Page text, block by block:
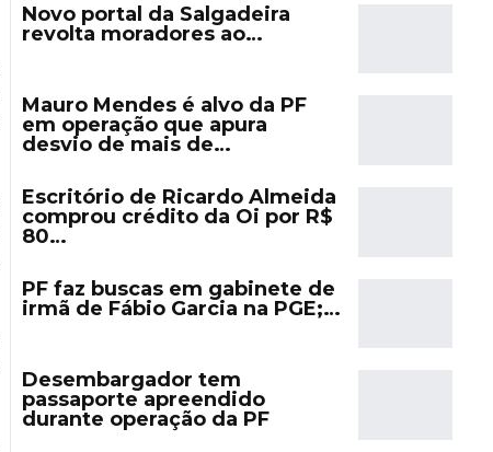
Novo portal da Salgadeira
revolta moradores ao…
Mauro Mendes é alvo da PF
em operação que apura
desvio de mais de…
Escritório de Ricardo Almeida
comprou crédito da Oi por R$
80…
PF faz buscas em gabinete de
irmã de Fábio Garcia na PGE;…
Desembargador tem
passaporte apreendido
durante operação da PF